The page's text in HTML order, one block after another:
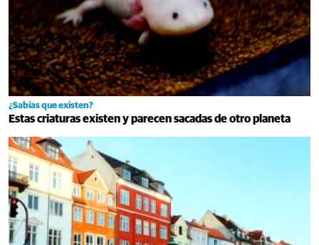
¿Sabías que existen?
Estas criaturas existen y parecen sacadas de otro planeta